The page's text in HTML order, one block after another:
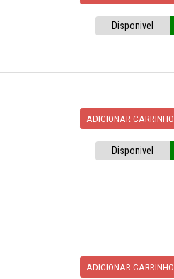
Disponivel
ADICIONAR CARRINHO
Disponivel
ADICIONAR CARRINHO